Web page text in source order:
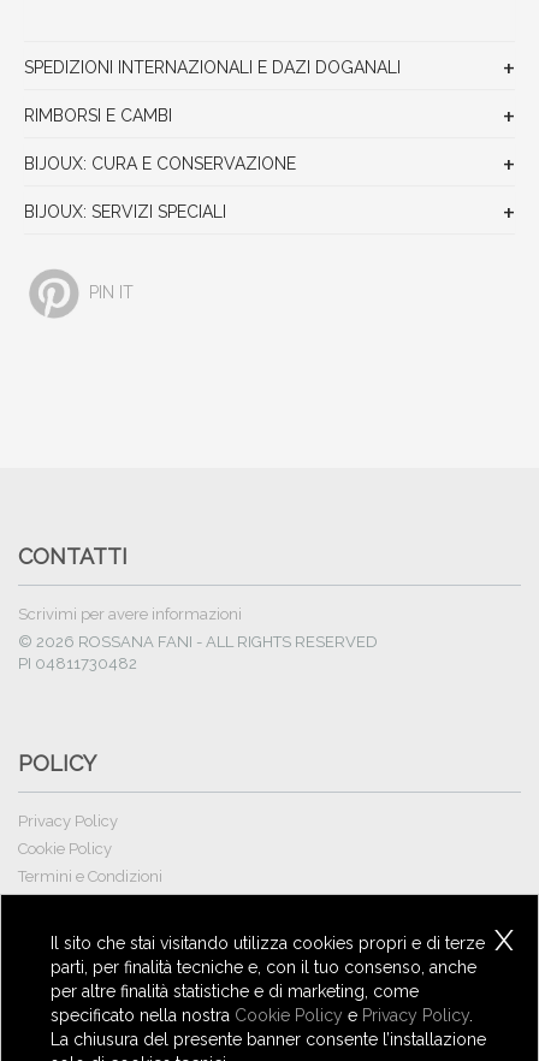
X
Il sito che stai visitando utilizza cookies propri e di terze
parti, per finalità tecniche e, con il tuo consenso, anche
per altre finalità statistiche e di marketing, come
specificato nella nostra Cookie Policy e Privacy Policy.
La chiusura del presente banner consente l’installazione
SPEDIZIONI INTERNAZIONALI E DAZI DOGANALI
RIMBORSI E CAMBI
BIJOUX: CURA E CONSERVAZIONE
BIJOUX: SERVIZI SPECIALI
PIN IT
CONTATTI
Scrivimi per avere informazioni
© 2026 ROSSANA FANI - ALL RIGHTS RESERVED
PI 04811730482
POLICY
Privacy Policy
Cookie Policy
Termini e Condizioni
NEWSLETTER